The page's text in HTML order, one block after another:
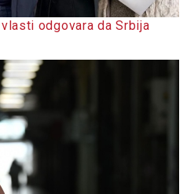
odgovara da Srbija